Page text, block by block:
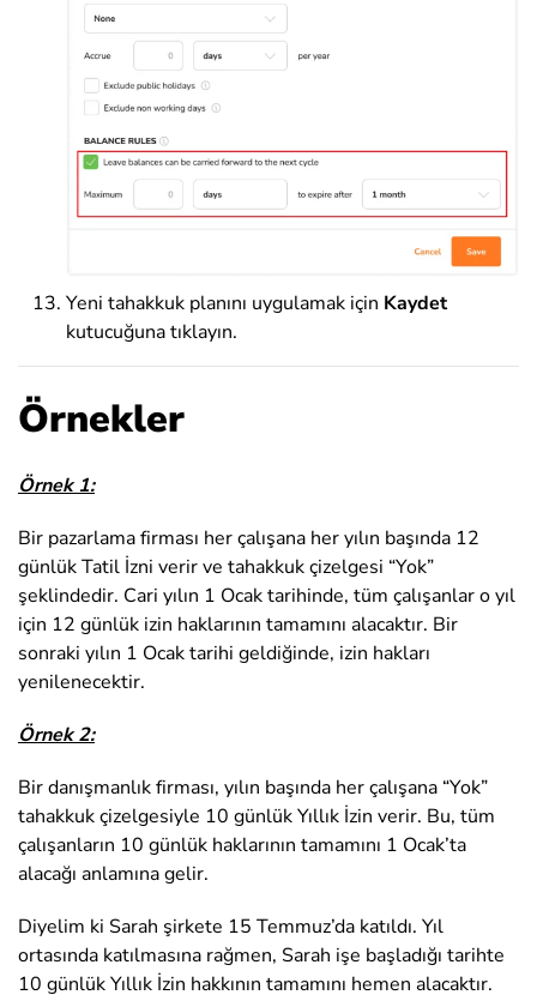
Yeni tahakkuk planını uygulamak için Kaydet
kutucuğuna tıklayın.
Örnekler
Örnek 1:
Bir pazarlama firması her çalışana her yılın başında 12
günlük Tatil İzni verir ve tahakkuk çizelgesi “Yok”
şeklindedir. Cari yılın 1 Ocak tarihinde, tüm çalışanlar o yıl
için 12 günlük izin haklarının tamamını alacaktır. Bir
sonraki yılın 1 Ocak tarihi geldiğinde, izin hakları
yenilenecektir.
Örnek 2:
Bir danışmanlık firması, yılın başında her çalışana “Yok”
tahakkuk çizelgesiyle 10 günlük Yıllık İzin verir. Bu, tüm
çalışanların 10 günlük haklarının tamamını 1 Ocak’ta
alacağı anlamına gelir.
Diyelim ki Sarah şirkete 15 Temmuz’da katıldı. Yıl
ortasında katılmasına rağmen, Sarah işe başladığı tarihte
10 günlük Yıllık İzin hakkının tamamını hemen alacaktır.